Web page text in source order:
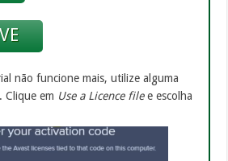
não funcione mais, utilize alguma
Clique em Use a Licence filee escolha